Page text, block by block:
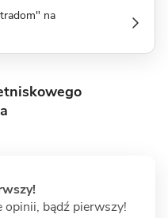
na
opinii, bądź pierwszy!